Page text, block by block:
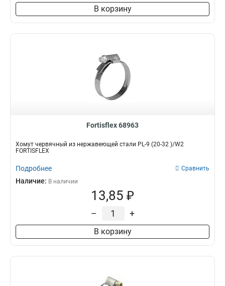
В корзину
Fortisflex 68963
Хомут червячный из нержавеющей стали PL-9 (20-32 )/W2
FORTISFLEX
Подробнее Сравнить
Наличие: В наличии
13,85 ₽
– +
В корзину